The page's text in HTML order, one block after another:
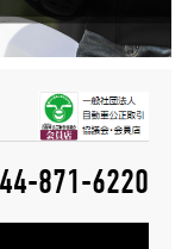
871-6220